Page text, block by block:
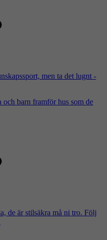
men ta det lugnt -
de är stilsäkra må ni tro. Följ